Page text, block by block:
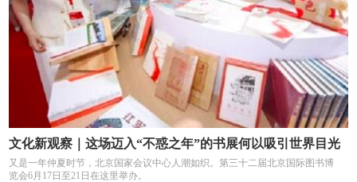
文化新观察｜这场迈入“不惑之年”的书展何以吸引世界目光
又是一年仲夏时节，北京国家会议中心人潮如织。第三十二届北京国际图书博
览会6月17日至21日在这里举办。